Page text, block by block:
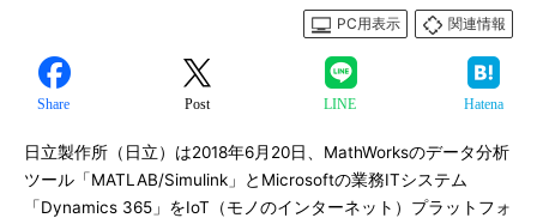
PC用表示
関連情報
Share Post LINE Hatena
日立製作所（日立）は2018年6月20日、MathWorksのデータ分析
ツール「MATLAB/Simulink」とMicrosoftの業務ITシステム
「Dynamics 365」をIoT（モノのインターネット）プラットフォ